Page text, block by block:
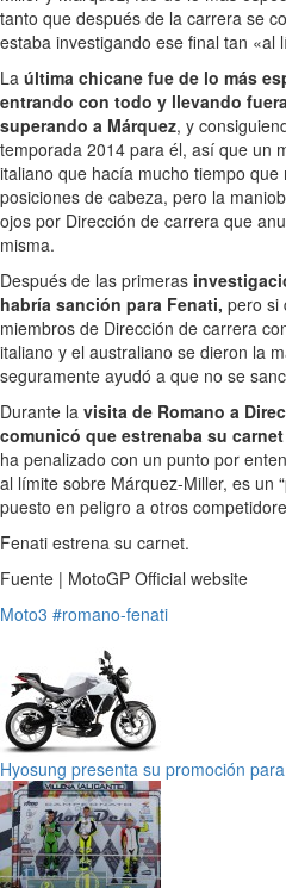
tanto que después de la carrera se
estaba investigando ese final tan «al
La última chicane fue de lo más
entrando con todo y llevando
superando a Márquez, y
temporada 2014 para él, así que un
italiano que hacía mucho tiempo
posiciones de cabeza, pero la
ojos por Dirección de carrera que
misma.
Después de las primeras
habría sanción para Fenati, pero si
miembros de Dirección de carrera
italiano y el australiano se dieron la
seguramente ayudó a que no se
Durante la visita de Romano a
comunicó que estrenaba su
ha penalizado con un punto por
al límite sobre Márquez-Miller, es un
puesto en peligro a otros
Fenati estrena su carnet.
Fuente | MotoGP Official website
Moto3 #romano-fenati
Hyosung presenta su promoción